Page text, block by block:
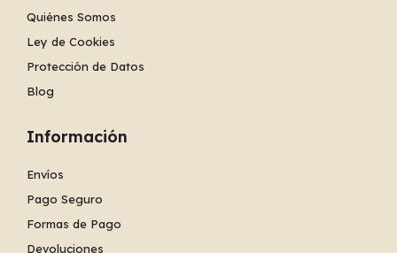
Quiénes Somos
Ley de Cookies
Protección de Datos
Blog
Información
Envíos
Pago Seguro
Formas de Pago
Devoluciones